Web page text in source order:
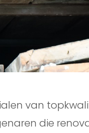
van
die